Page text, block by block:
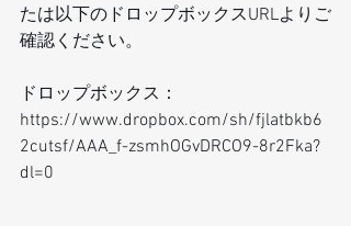
たは以下のドロップボックスURLよりご
確認ください。
ドロップボックス：
https://www.dropbox.com/sh/fjlatbkb6
2cutsf/AAA_f-zsmhOGvDRCO9-8r2Fka?
dl=0